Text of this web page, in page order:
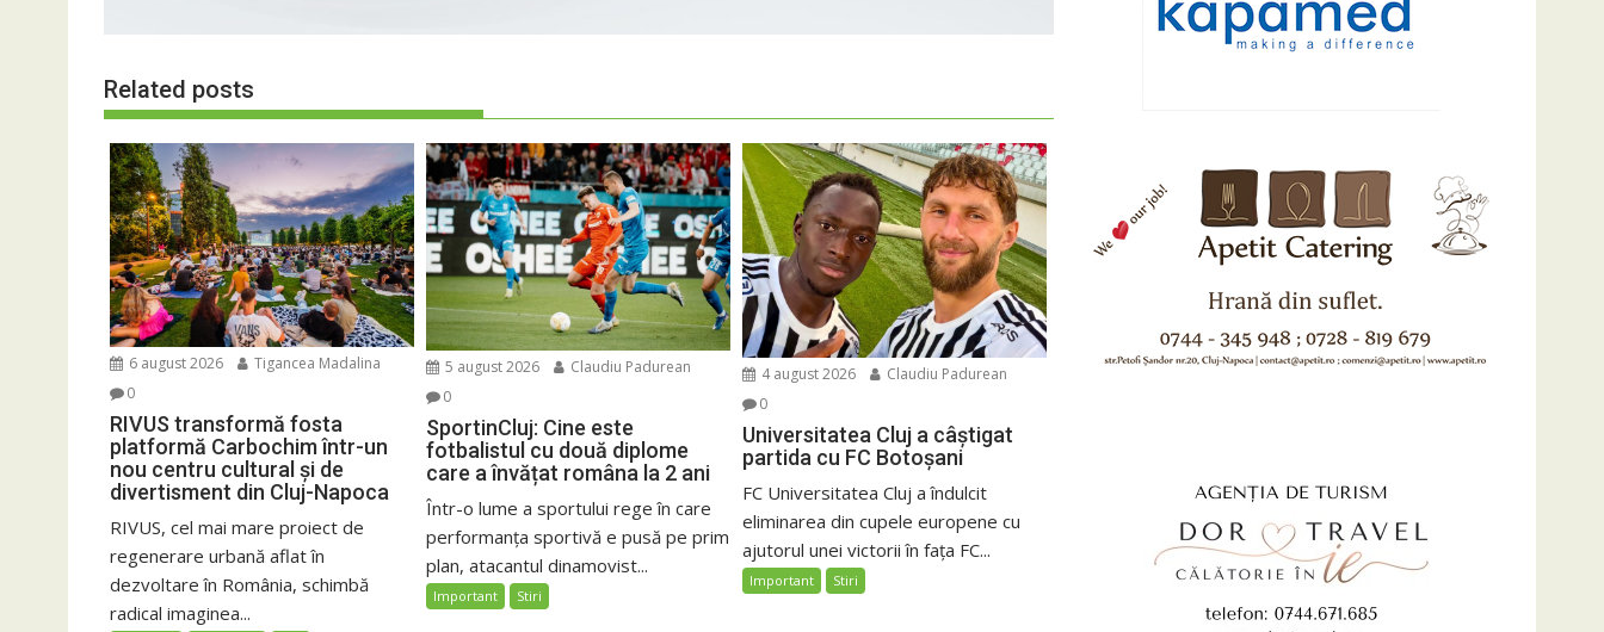
Related posts
6 august 2026
Tigancea Madalina
0
RIVUS transformă fosta
platformă Carbochim într-un
nou centru cultural și de
divertisment din Cluj-Napoca
RIVUS, cel mai mare proiect de
regenerare urbană aflat în
dezvoltare în România, schimbă
radical imaginea...
5 august 2026
Claudiu Padurean
0
SportinCluj: Cine este
fotbalistul cu două diplome
care a învățat româna la 2 ani
Într-o lume a sportului rege în care
performanța sportivă e pusă pe prim
plan, atacantul dinamovist...
Important Stiri
4 august 2026
Claudiu Padurean
0
Universitatea Cluj a câștigat
partida cu FC Botoșani
FC Universitatea Cluj a îndulcit
eliminarea din cupele europene cu
ajutorul unei victorii în fața FC...
Important Stiri